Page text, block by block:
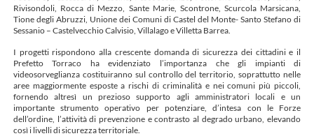
Rivisondoli, Rocca di Mezzo, Sante Marie, Scontrone, Scurcola Marsicana,
Tione degli Abruzzi, Unione dei Comuni di Castel del Monte- Santo Stefano di
Sessanio – Castelvecchio Calvisio, Villalago e Villetta Barrea.
I progetti rispondono alla crescente domanda di sicurezza dei cittadini e il
Prefetto Torraco ha evidenziato l’importanza che gli impianti di
videosorveglianza costituiranno sul controllo del territorio, soprattutto nelle
aree maggiormente esposte a rischi di criminalità e nei comuni più piccoli,
fornendo altresì un prezioso supporto agli amministratori locali e un
importante strumento operativo per potenziare, d’intesa con le Forze
dell’ordine, l’attività di prevenzione e contrasto al degrado urbano, elevando
così i livelli di sicurezza territoriale.